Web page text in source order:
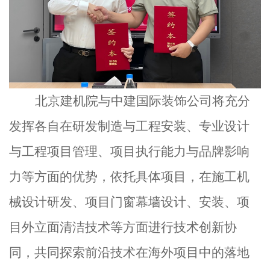
北京建机院与中建国际装饰公司 将充分
发挥各自在研发制造与工程安装、专业设计
与工程项目管理、项目执行能力与品牌影响
力等方面的优势， 依托具体项目，在施工机
械设计研发、项目门窗幕墙设计、安装、项
目外立面清洁技术等方面进行技术创新协
同，共同探索前沿技术在海外项目中的落地